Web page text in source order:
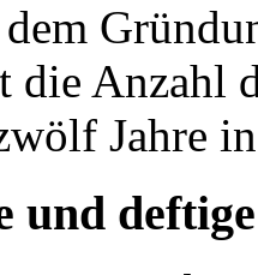
die Anzahl
Jahre
und